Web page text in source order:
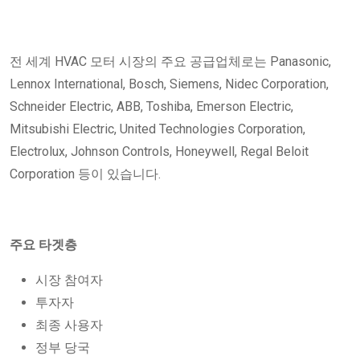
전 세계 HVAC 모터 시장의 주요 공급업체로는 Panasonic,
Lennox International, Bosch, Siemens, Nidec Corporation,
Schneider Electric, ABB, Toshiba, Emerson Electric,
Mitsubishi Electric, United Technologies Corporation,
Electrolux, Johnson Controls, Honeywell, Regal Beloit
Corporation 등이 있습니다.
주요 타겟층
시장 참여자
투자자
최종 사용자
정부 당국